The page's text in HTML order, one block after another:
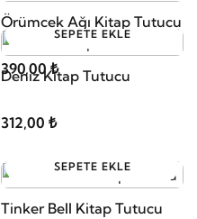
Örümcek Ağı Kitap Tutucu
390,00 ₺
SEPETE EKLE
Deniz Kitap Tutucu
312,00 ₺
SEPETE EKLE
Tinker Bell Kitap Tutucu